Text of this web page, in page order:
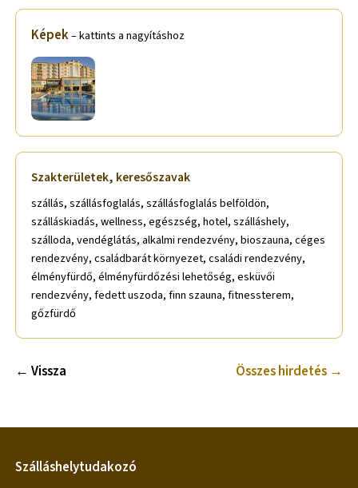
Képek– kattints a nagyításhoz
Szakterületek, keresőszavak
szállás, szállásfoglalás, szállásfoglalás belföldön,
szálláskiadás, wellness, egészség, hotel, szálláshely,
szálloda, vendéglátás, alkalmi rendezvény, bioszauna, céges
rendezvény, családbarát környezet, családi rendezvény,
élményfürdő, élményfürdőzési lehetőség, esküvői
rendezvény, fedett uszoda, finn szauna, fitnessterem,
gőzfürdő
← Vissza Összes hirdetés →
Szálláshelytudakozó